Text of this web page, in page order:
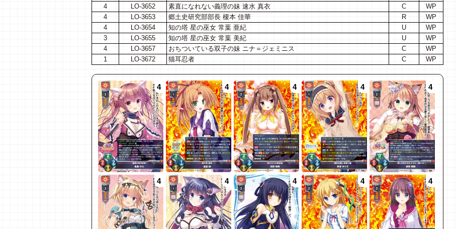
4
LO-3652 素直になれない義理の妹 速水 真衣 C
WP
4
LO-3653 郷土史研究部部長 榎本 佳華 R
WP
4
LO-3654 知の塔 星の巫女 常葉 亜紀 U
WP
3
LO-3655 知の塔 星の巫女 常葉 美紀 U
WP
4
LO-3657 おちついている双子の妹 ニナ＝ジェミニス C
WP
1
LO-3672 猫耳忍者 C WP
4 4 4 4 4
4 4 4 4 4